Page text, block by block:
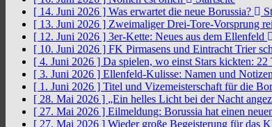
[ 14. Juni 2026 ] Was erwartet die neue Borussia?
[ 13. Juni 2026 ] Zweimaliger Drei-Tore-Vorsprung
[ 12. Juni 2026 ] 3er-Kette: Neues aus dem Ellenfeld
[ 10. Juni 2026 ] FK Pirmasens und Eintracht Trier
[ 4. Juni 2026 ] Da spielen, wo einst Stars kickten:
[ 3. Juni 2026 ] Ellenfeld-Kulisse: Namen und Notizen
[ 1. Juni 2026 ] Titel und Vizemeisterschaft für die
[ 28. Mai 2026 ] „Ein helles Licht bei der Nacht
[ 27. Mai 2026 ] Eilmeldung: Borussia hat einen
[ 27. Mai 2026 ] Wieder große Begeisterung für das